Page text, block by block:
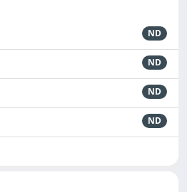
ND
ND
ND
ND